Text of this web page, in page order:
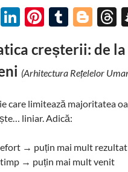
T
Li
k
e
n
Pi
er
es
T
m
bl
Bl
gg
er
T
e
a
creșterii: de la
(Arhitectura Rețelelor
care limitează majoritatea
liniar. Adică:
→ puțin mai mult rezultat
→ puțin mai mult venit